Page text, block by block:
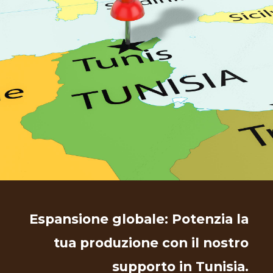
Espansione globale: Potenzia la
tua produzione con il nostro
supporto in Tunisia.